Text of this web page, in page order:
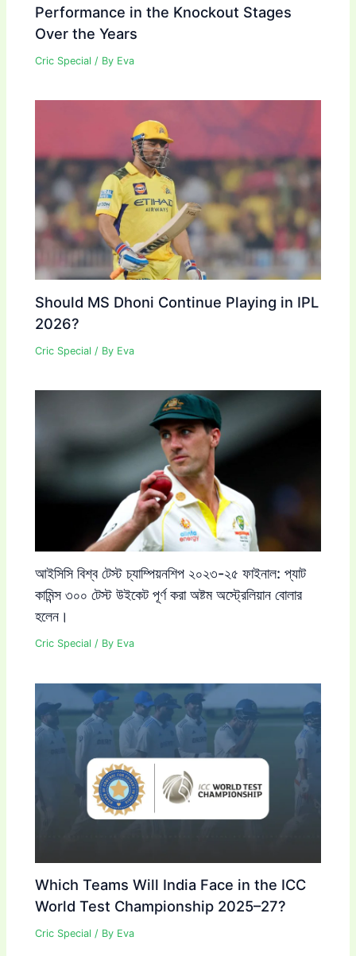
Performance in the Knockout Stages
Over the Years
Cric Special / By Eva
Should MS Dhoni Continue Playing in IPL
2026?
Cric Special / By Eva
আইসিসি বিশ্ব টেস্ট চ্যাম্পিয়নশিপ ২০২৩-২৫ ফাইনাল: প্যাট
কামিন্স ৩০০ টেস্ট উইকেট পূর্ণ করা অষ্টম অস্ট্রেলিয়ান বোলার
হলেন।
Cric Special / By Eva
Which Teams Will India Face in the ICC
World Test Championship 2025–27?
Cric Special / By Eva